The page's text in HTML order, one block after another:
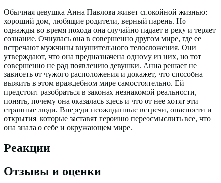
Обычная девушка Анна Павлова живет спокойной жизнью:
хороший дом, любящие родители, верный парень. Но
однажды во время похода она случайно падает в реку и теряет
сознание. Очнулась она в совершенно другом мире, где ее
встречают мужчины внушительного телосложения. Они
утверждают, что она предназначена одному из них, но тот
совершенно не рад появлению девушки. Анна решает не
зависеть от чужого расположения и докажет, что способна
выжить в этом враждебном мире самостоятельно. Ей
предстоит разобраться в законах незнакомой реальности,
понять, почему она оказалась здесь и что от нее хотят эти
странные люди. Впереди неожиданные встречи, опасности и
открытия, которые заставят героиню переосмыслить все, что
она знала о себе и окружающем мире.
Реакции
Отзывы и оценки